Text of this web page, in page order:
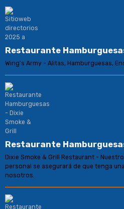
Restaurante
Wing's Army - Alitas, Hamburguesas,
Restaurante
Dixie Smoke & Grill Restaurant -
personal se asegurará de que tenga
nosotros.